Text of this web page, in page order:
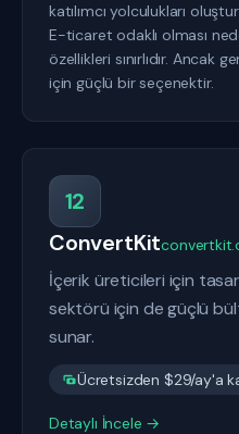
katılımcı yolculukları
E-ticaret odaklı olması
özellikleri sınırlıdır. Ancak
için güçlü bir seçenektir.
12
ConvertKit
İçerik üreticileri için
sektörü için de güçlü
sunar.
Ücretsizden $29/ay'a
Detaylı İncele →